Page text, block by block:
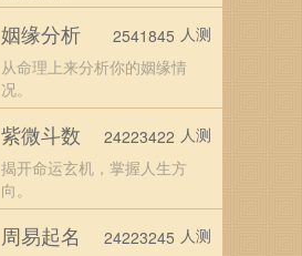
姻缘分析
从命理上来分析你的姻缘情
况。
2541845 人测
紫微斗数
揭开命运玄机，掌握人生方
向。
24223422 人测
周易起名 24223245 人测